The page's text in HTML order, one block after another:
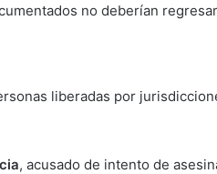
no deberían regresar
liberadas por
, acusado de intento de